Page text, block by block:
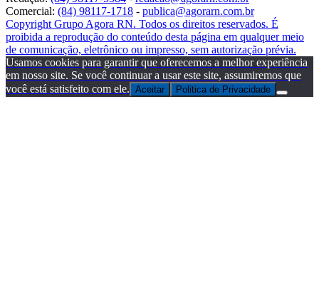
Comercial: (84) 98117-1718 - publica@agorarn.com.br
Copyright Grupo Agora RN. Todos os direitos reservados. É
proibida a reprodução do conteúdo desta página em qualquer meio
de comunicação, eletrônico ou impresso, sem autorização prévia.
Usamos cookies para garantir que oferecemos a melhor experiência
em nosso site. Se você continuar a usar este site, assumiremos que
você está satisfeito com ele. Aceitar Politica de Privacidade